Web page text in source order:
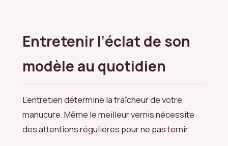
Entretenir l’éclat de son
modèle au quotidien
L’entretien détermine la fraîcheur de votre
manucure. Même le meilleur vernis nécessite
des attentions régulières pour ne pas ternir.